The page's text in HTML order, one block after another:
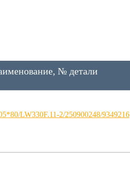
№ детали
LW330F.11-2/250900248/9349216